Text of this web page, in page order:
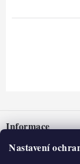
Nastavení
pInformace
Nepřevzetí zásilky
O nás